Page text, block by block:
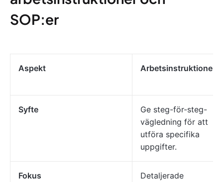
SOP:er
Aspekt Arbetsinstruktioner
Syfte
Ge steg-för-steg-
vägledning för att
utföra specifika
uppgifter.
Fokus
Detaljerade